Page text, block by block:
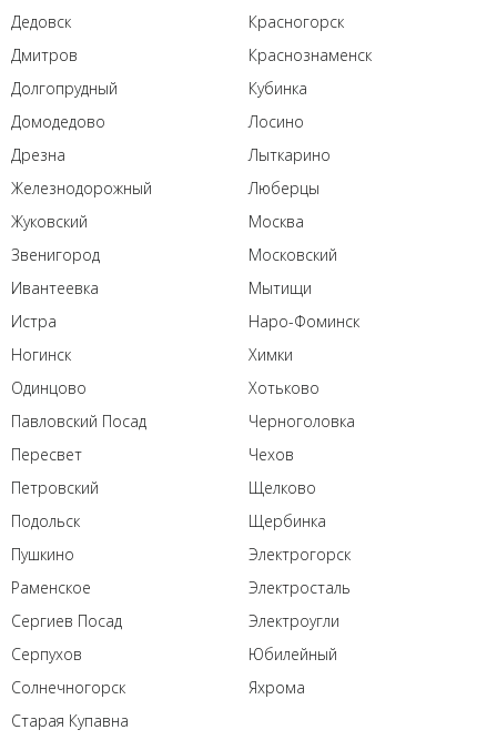
Дедовск
Дмитров
Долгопрудный
Домодедово
Дрезна
Железнодорожный
Жуковский
Звенигород
Ивантеевка
Истра
Красногорск
Краснознаменск
Кубинка
Лосино
Лыткарино
Люберцы
Москва
Московский
Мытищи
Наро-Фоминск
Ногинск
Одинцово
Павловский Посад
Пересвет
Петровский
Подольск
Пушкино
Раменское
Сергиев Посад
Серпухов
Солнечногорск
Старая Купавна
Химки
Хотьково
Черноголовка
Чехов
Щелково
Щербинка
Электрогорск
Электросталь
Электроугли
Юбилейный
Яхрома